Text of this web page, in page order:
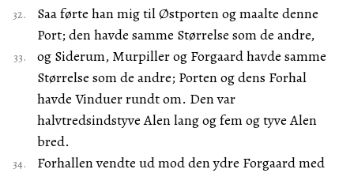
Saa førte han mig til Østporten og maalte denne
Port; den havde samme Størrelse som de andre,
og Siderum, Murpiller og Forgaard havde samme
Størrelse som de andre; Porten og dens Forhal
havde Vinduer rundt om. Den var
halvtredsindstyve Alen lang og fem og tyve Alen
bred.
Forhallen vendte ud mod den ydre Forgaard med